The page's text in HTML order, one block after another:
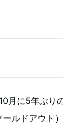
月に5年ぶり
ルドアウト